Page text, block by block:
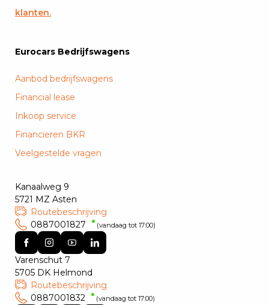
klanten.
Eurocars Bedrijfswagens
Aanbod bedrijfswagens
Financial lease
Inkoop service
Financieren BKR
Veelgestelde vragen
Kanaalweg 9
5721 MZ Asten
Routebeschrijving
0887001827
(vandaag tot 17:00)
Varenschut 7
5705 DK Helmond
Routebeschrijving
0887001832
(vandaag tot 17:00)